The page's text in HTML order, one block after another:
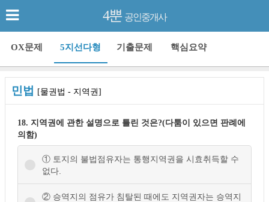
4뿐 공인중개사
OX문제 5지선다형 기출문제 핵심요약
민법 [물권법 - 지역권]
18. 지역권에 관한 설명으로 틀린 것은?(다툼이 있으면 판례에
의함)
① 토지의 불법점유자는 통행지역권을 시효취득할 수
없다.
② 승역지의 점유가 침탈된 때에도 지역권자는 승역지